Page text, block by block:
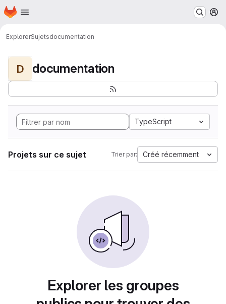
Passer au contenu principal
Page d'accueil
ExplorerSujetsdocumentation
D documentation
TypeScript
Projets sur ce sujet Trier par: Créé récemment
Explorer les groupes